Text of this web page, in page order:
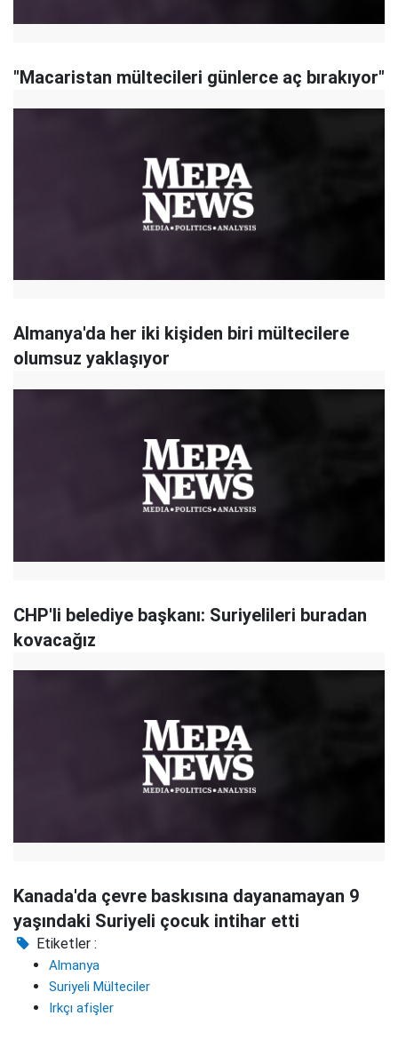
"Macaristan mültecileri günlerce aç bırakıyor"
Almanya'da her iki kişiden biri mültecilere
olumsuz yaklaşıyor
CHP'li belediye başkanı: Suriyelileri buradan
kovacağız
Kanada'da çevre baskısına dayanamayan 9
yaşındaki Suriyeli çocuk intihar etti
Etiketler :
Almanya
Suriyeli Mülteciler
Irkçı afişler